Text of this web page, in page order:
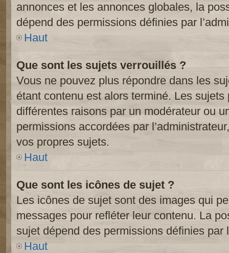
annonces et les annonces globales, la
dépend des permissions définies par
Haut
Que sont les sujets verrouillés ?
Vous ne pouvez plus répondre dans les
étant contenu est alors terminé. Les
différentes raisons par un modérateur ou
permissions accordées par
vos propres sujets.
Haut
Que sont les icônes de sujet ?
Les icônes de sujet sont des images qui
messages pour refléter leur contenu. La
sujet dépend des permissions définies par
Haut